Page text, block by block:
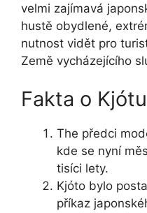
velmi zajímavá
hustě obydlené,
nutnost vidět pro
Země vycházejícího
Fakta o Kjótu
The předci
kde se nyní
tisíci lety.
Kjóto bylo
příkaz